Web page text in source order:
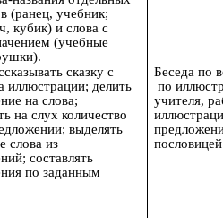
(ранец, учебник;
кубик) и слова с
(учебные
сказку с
иллюстрации; делить
на слова;
на слух количество
выделять
слова из
составлять
по заданным
Беседа по
по
учителя,
пословицей